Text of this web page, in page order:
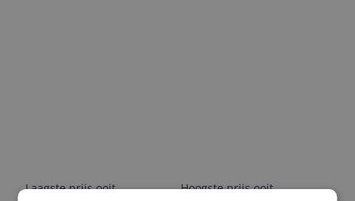
Laagste prijs ooit
Hoogste prijs ooit